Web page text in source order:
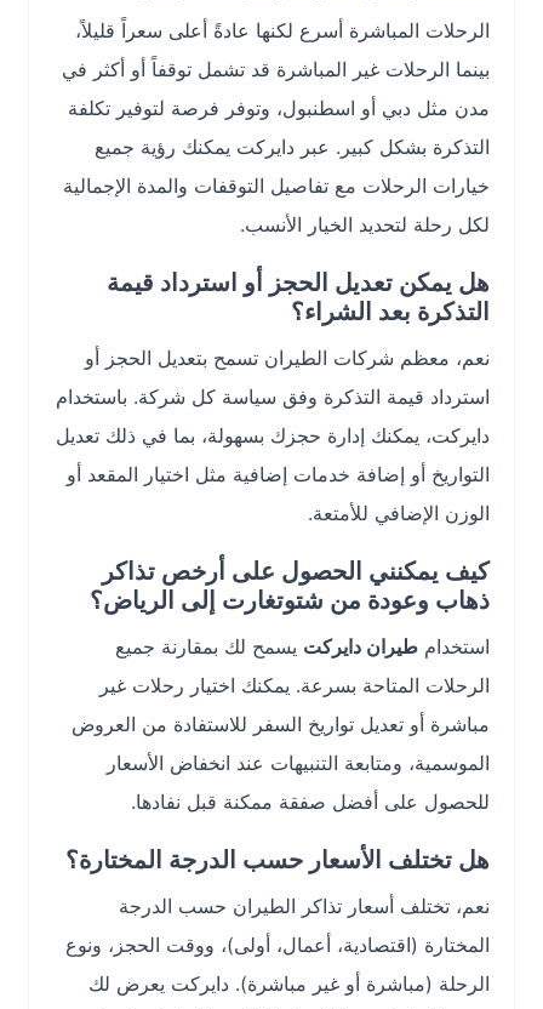
الرحلات المباشرة أسرع لكنها عادةً أعلى سعراً قليلاً،
بينما الرحلات غير المباشرة قد تشمل توقفاً أو أكثر في
مدن مثل دبي أو اسطنبول، وتوفر فرصة لتوفير تكلفة
التذكرة بشكل كبير. عبر دايركت يمكنك رؤية جميع
خيارات الرحلات مع تفاصيل التوقفات والمدة الإجمالية
لكل رحلة لتحديد الخيار الأنسب.
هل يمكن تعديل الحجز أو استرداد قيمة
التذكرة بعد الشراء؟
نعم، معظم شركات الطيران تسمح بتعديل الحجز أو
استرداد قيمة التذكرة وفق سياسة كل شركة. باستخدام
دايركت، يمكنك إدارة حجزك بسهولة، بما في ذلك تعديل
التواريخ أو إضافة خدمات إضافية مثل اختيار المقعد أو
الوزن الإضافي للأمتعة.
كيف يمكنني الحصول على أرخص تذاكر
ذهاب وعودة من شتوتغارت إلى الرياض؟
استخدامطيران دايركتيسمح لك بمقارنة جميع
الرحلات المتاحة بسرعة. يمكنك اختيار رحلات غير
مباشرة أو تعديل تواريخ السفر للاستفادة من العروض
الموسمية، ومتابعة التنبيهات عند انخفاض الأسعار
للحصول على أفضل صفقة ممكنة قبل نفادها.
هل تختلف الأسعار حسب الدرجة المختارة؟
نعم، تختلف أسعار تذاكر الطيران حسب الدرجة
المختارة (اقتصادية، أعمال، أولى)، ووقت الحجز، ونوع
الرحلة (مباشرة أو غير مباشرة). دايركت يعرض لك